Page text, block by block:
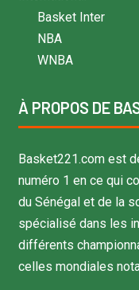
Basket Inter
NBA
WNBA
À PROPOS DE
Basket221.com est
numéro 1 en ce qui
du Sénégal et de la
spécialisé dans les
différents
celles mondiales